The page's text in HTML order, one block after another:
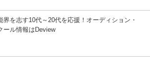
界を志す10代～20代を応援！オーディション・
ール情報はDeview